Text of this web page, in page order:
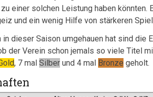
einer solchen Leistung haben könnten.
und ein wenig Hilfe von stärkeren
dieser Saison umgehauen hat sind die
der Verein schon jemals so viele Titel
, 7 mal Silber und 4 mal Bronze geholt.